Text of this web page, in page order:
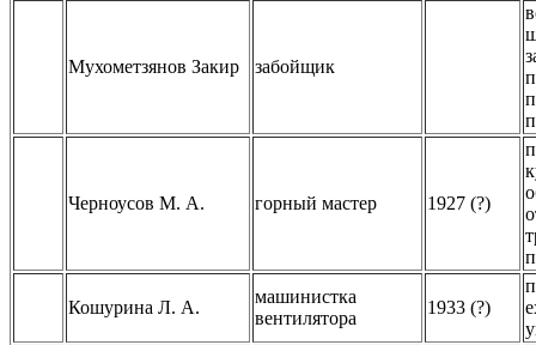
Мухометзянов Закир забойщик
Черноусов М. А. горный мастер 1927 (?)
Кошурина Л. А.
машинистка
вентилятора
1933 (?)